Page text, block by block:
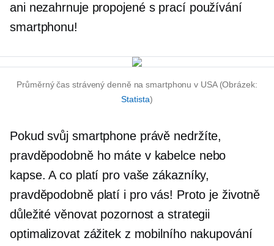
ani nezahrnuje propojené s pracípoužívání
smartphonu!
Průměrný čas strávený denně na smartphonu v USA (Obrázek:
Statista)
Pokud svůj smartphone právě nedržíte,
pravděpodobně ho máte v kabelce nebo
kapse. A co platí pro vaše zákazníky,
pravděpodobně platí i pro vás! Proto je životně
důležité věnovat pozornost a strategii
optimalizovat zážitek z mobilního nakupování